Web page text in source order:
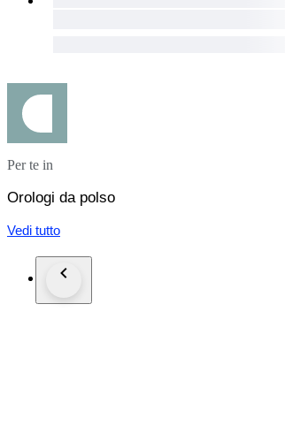
Per te in
Orologi da polso
Vedi tutto